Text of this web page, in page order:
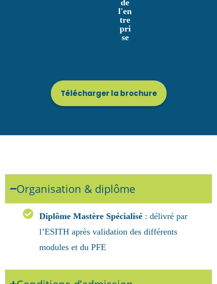
de
l'en
tre
pri
se
Télécharger la brochure
Organisation & diplôme
Diplôme Mastère Spécialisé : délivré par
l’ESITH après validation des différents
modules et du PFE